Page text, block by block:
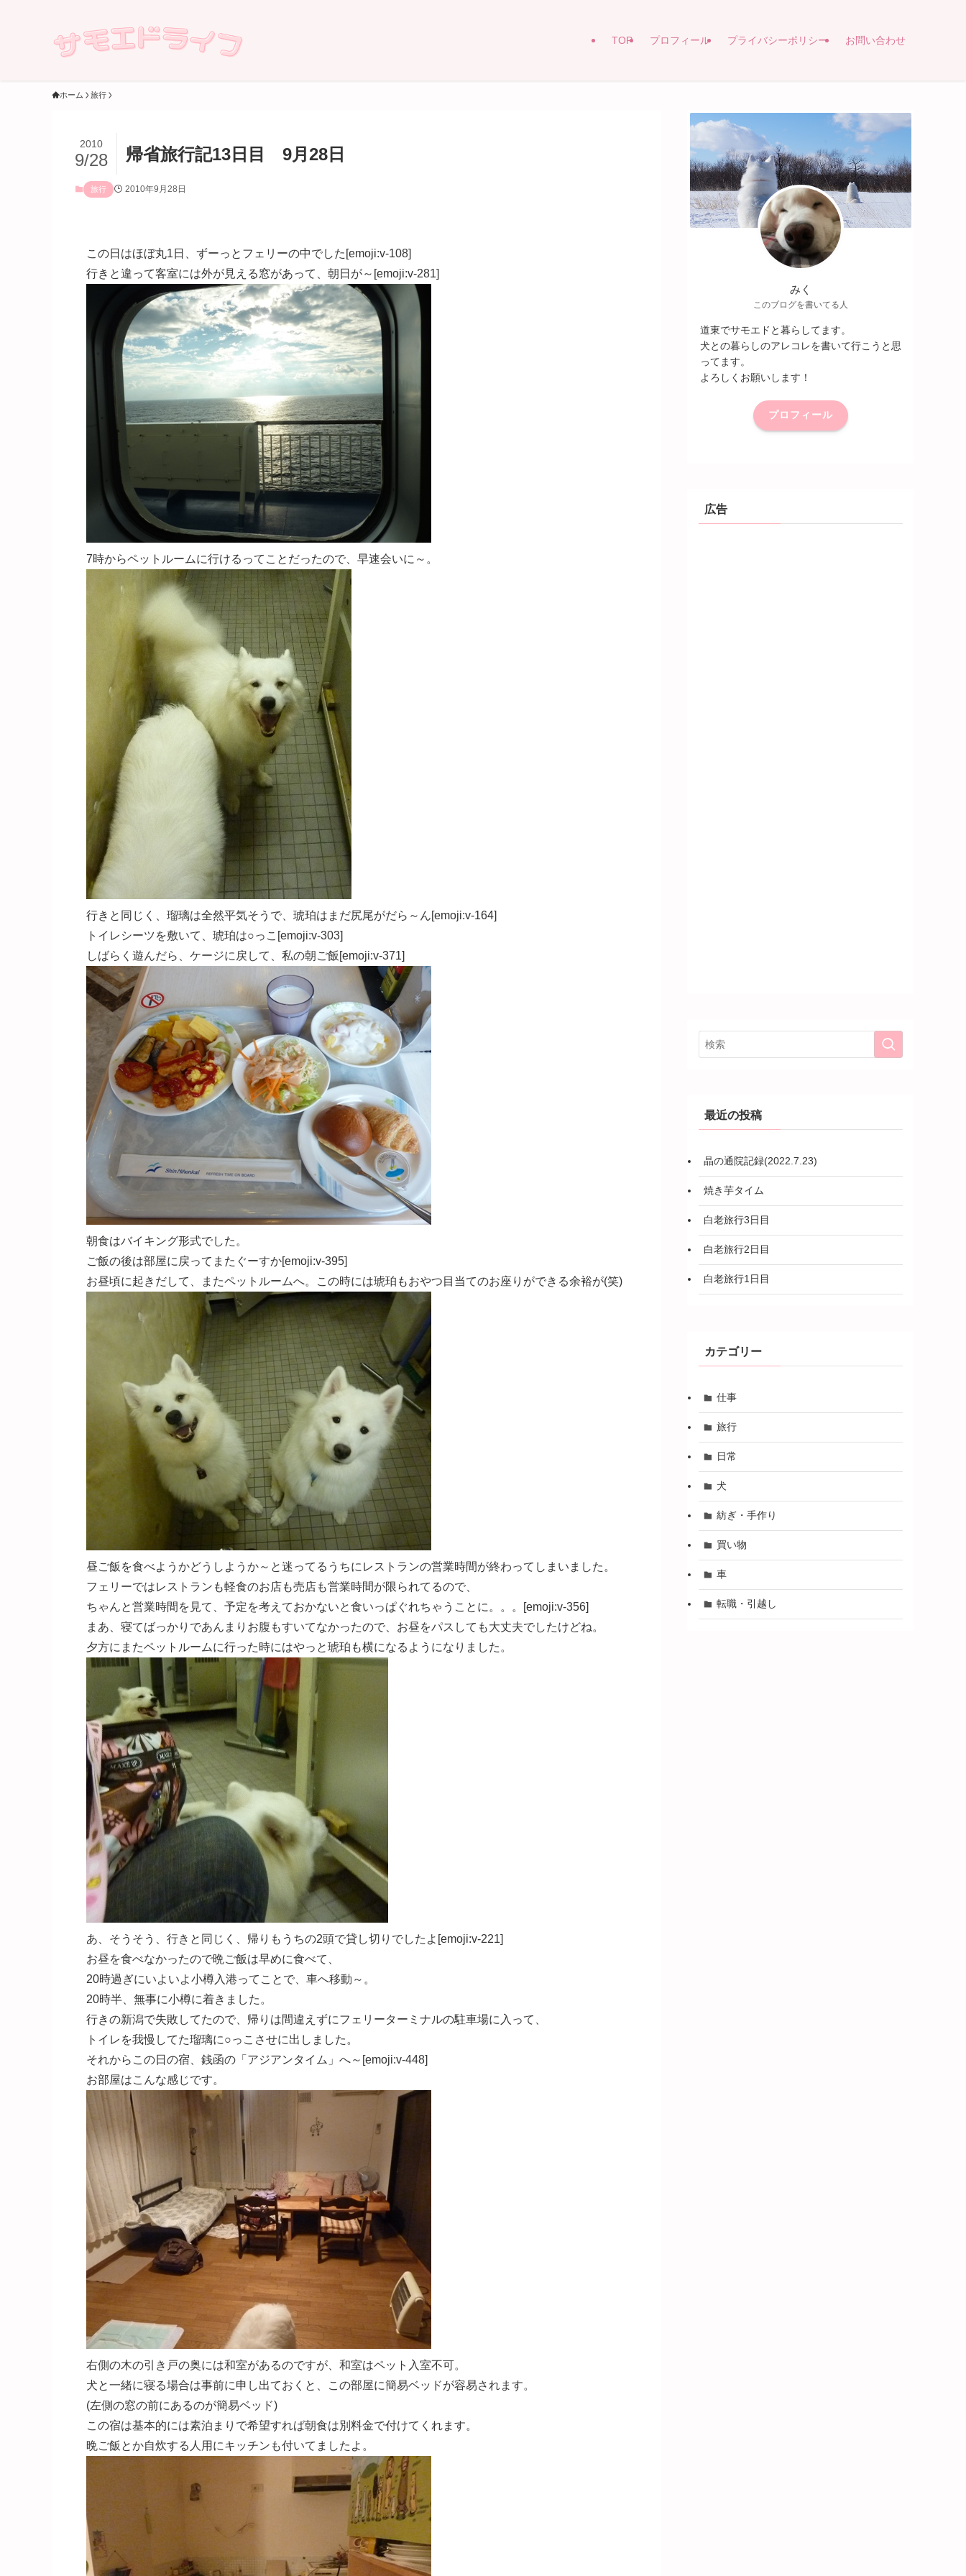
TOP プロフィール プライバシーポリシー お問い合わせ
ホーム 旅行
帰省旅行記13日目 9月28日
2010
9/28
旅行 2010年9月28日
この日はほぼ丸1日、ずーっとフェリーの中でした[emoji:v-108]
行きと違って客室には外が見える窓があって、朝日が～[emoji:v-281]
7時からペットルームに行けるってことだったので、早速会いに～。
行きと同じく、瑠璃は全然平気そうで、琥珀はまだ尻尾がだら～ん[emoji:v-164]
トイレシーツを敷いて、琥珀は○っこ[emoji:v-303]
しばらく遊んだら、ケージに戻して、私の朝ご飯[emoji:v-371]
朝食はバイキング形式でした。
ご飯の後は部屋に戻ってまたぐーすか[emoji:v-395]
お昼頃に起きだして、またペットルームへ。この時には琥珀もおやつ目当てのお座りができる余裕が(笑)
昼ご飯を食べようかどうしようか～と迷ってるうちにレストランの営業時間が終わってしまいました。
フェリーではレストランも軽食のお店も売店も営業時間が限られてるので、
ちゃんと営業時間を見て、予定を考えておかないと食いっぱぐれちゃうことに。。。[emoji:v-356]
まあ、寝てばっかりであんまりお腹もすいてなかったので、お昼をパスしても大丈夫でしたけどね。
夕方にまたペットルームに行った時にはやっと琥珀も横になるようになりました。
あ、そうそう、行きと同じく、帰りもうちの2頭で貸し切りでしたよ[emoji:v-221]
お昼を食べなかったので晩ご飯は早めに食べて、
20時過ぎにいよいよ小樽入港ってことで、車へ移動～。
20時半、無事に小樽に着きました。
行きの新潟で失敗してたので、帰りは間違えずにフェリーターミナルの駐車場に入って、
トイレを我慢してた瑠璃に○っこさせに出しました。
それからこの日の宿、銭函の「アジアンタイム」へ～[emoji:v-448]
お部屋はこんな感じです。
右側の木の引き戸の奥には和室があるのですが、和室はペット入室不可。
犬と一緒に寝る場合は事前に申し出ておくと、この部屋に簡易ベッドが容易されます。
(左側の窓の前にあるのが簡易ベッド)
この宿は基本的には素泊まりで希望すれば朝食は別料金で付けてくれます。
晩ご飯とか自炊する人用にキッチンも付いてましたよ。
みく
このブログを書いてる人
道東でサモエドと暮らしてます。
犬との暮らしのアレコレを書いて行こうと思
ってます。
よろしくお願いします！
プロフィール
広告
最近の投稿
晶の通院記録(2022.7.23)
焼き芋タイム
白老旅行3日目
白老旅行2日目
白老旅行1日目
カテゴリー
仕事
旅行
日常
犬
紡ぎ・手作り
買い物
車
転職・引越し